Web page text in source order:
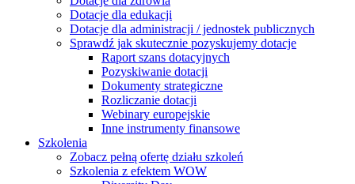
Dotacje dla edukacji
Dotacje dla administracji / jednostek publicznych
Sprawdź jak skutecznie pozyskujemy dotacje
Raport szans dotacyjnych
Pozyskiwanie dotacji
Dokumenty strategiczne
Rozliczanie dotacji
Webinary europejskie
Inne instrumenty finansowe
Szkolenia
Zobacz pełną ofertę działu szkoleń
Szkolenia z efektem WOW